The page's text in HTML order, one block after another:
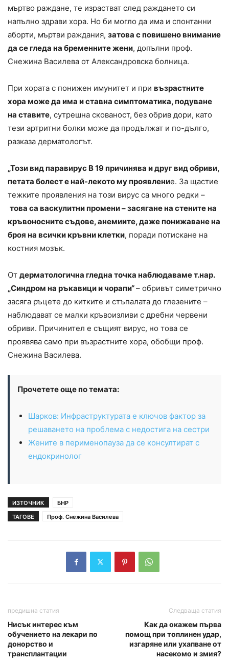
мъртво раждане, те израстват след раждането си
напълно здрави хора. Но би могло да има и спонтанни
аборти, мъртви раждания, затова с повишено внимание
да се гледа на бременните жени, допълни проф.
Снежина Василева от Александровска болница.
При хората с понижен имунитет и при възрастните
хора може да има и ставна симптоматика, подуване
на ставите, сутрешна скованост, без обрив дори, като
тези артритни болки може да продължат и по-дълго,
разказа дерматологът.
„Този вид паравирус B 19 причинява и друг вид обриви,
петата болест е най-лекото му проявление. За щастие
тежките проявления на този вирус са много редки –
това са васкулитни промени – засягане на стените на
кръвоносните съдове, анемиите, даже понижаване на
броя на всички кръвни клетки, поради потискане на
костния мозък.
От дерматологична гледна точка наблюдаваме т.нар.
„Синдром на ръкавици и чорапи“– обривът симетрично
засяга ръцете до китките и стъпалата до глезените –
наблюдават се малки кръвоизливи с дребни червени
обриви. Причинител е същият вирус, но това се
проявява само при възрастните хора, обобщи проф.
Снежина Василева.
Прочетете още по темата:
Шарков: Инфраструктурата е ключов фактор за
решаването на проблема с недостига на сестри
Жените в перименопауза да се консултират с
ендокринолог
ИЗТОЧНИК
БНР
ТАГОВЕ
Проф. Снежина Василева
предишна статия
Нисък интерес към
обучението на лекари по
донорство и
трансплантации
Следваща статия
Как да окажем първа
помощ при топлинен удар,
изгаряне или ухапване от
насекомо и змия?